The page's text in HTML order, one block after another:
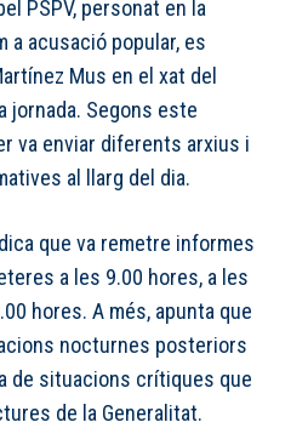
PSPV, personat en la
a acusació popular, es
Mus en el xat del
jornada. Segons este
va enviar diferents arxius i
al llarg del dia.
que va remetre informes
a les 9.00 hores, a les
hores. A més, apunta que
nocturnes posteriors
de situacions crítiques que
de la Generalitat.